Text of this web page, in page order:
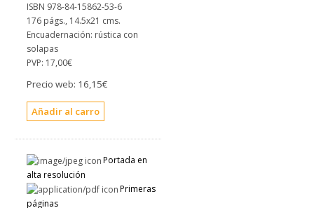
ISBN 978-84-15862-53-6
176 págs., 14.5x21 cms.
Encuadernación: rústica con
solapas
PVP: 17,00€
Precio web: 16,15€
Portada en
alta resolución
Primeras
páginas